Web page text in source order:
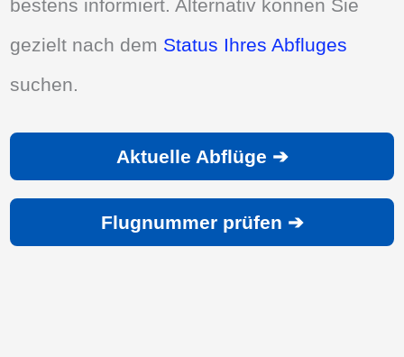
bestens informiert. Alternativ können Sie
gezielt nach dem Status Ihres Abfluges
suchen.
Aktuelle Abflüge ➔
Flugnummer prüfen ➔